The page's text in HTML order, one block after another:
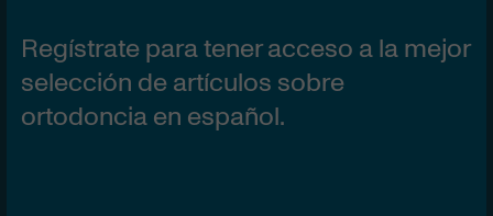
FAS® y corticotomías:
ortodoncia en el siglo
XXI.
Regístrate para tener acceso a la mejor
selección de artículos sobre
ortodoncia en español.